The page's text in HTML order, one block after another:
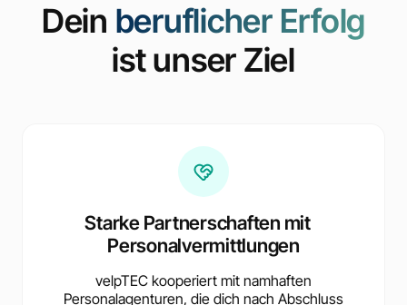
Dein beruflicher Erfolg
ist unser Ziel
Starke Partnerschaften mit
Personalvermittlungen
velpTEC kooperiert mit namhaften
Personalagenturen, die dich nach Abschluss